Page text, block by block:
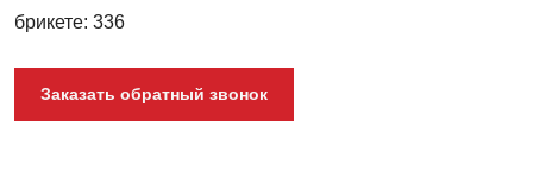
брикете: 336
Заказать обратный звонок